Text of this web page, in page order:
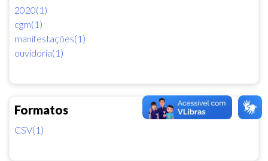
2020(1)
cgm(1)
manifestações(1)
ouvidoria(1)
Formatos
CSV(1)